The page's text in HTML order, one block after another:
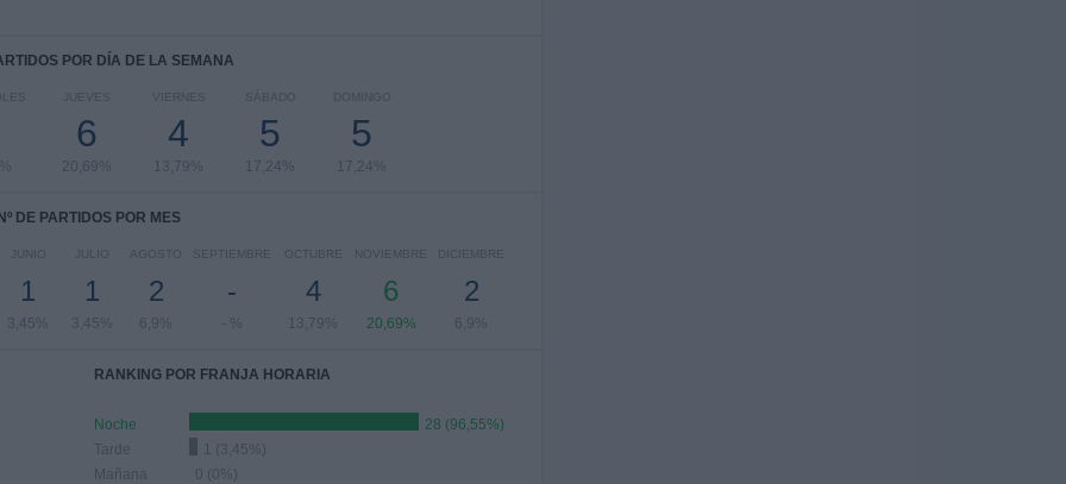
POR DÍA DE LA SEMANA
JUEVES
6
20,69%
VIERNES
4
13,79%
SÁBADO
5
17,24%
DOMINGO
5
17,24%
Nº DE PARTIDOS POR MES
JUNIO
1
3,45%
JULIO
1
3,45%
AGOSTO
2
6,9%
SEPTIEMBRE
-
- %
OCTUBRE
4
13,79%
NOVIEMBRE
6
20,69%
DICIEMBRE
2
6,9%
RANKING POR FRANJA HORARIA
Noche
28 (96,55%)
Tarde
1 (3,45%)
Mañana
0 (0%)